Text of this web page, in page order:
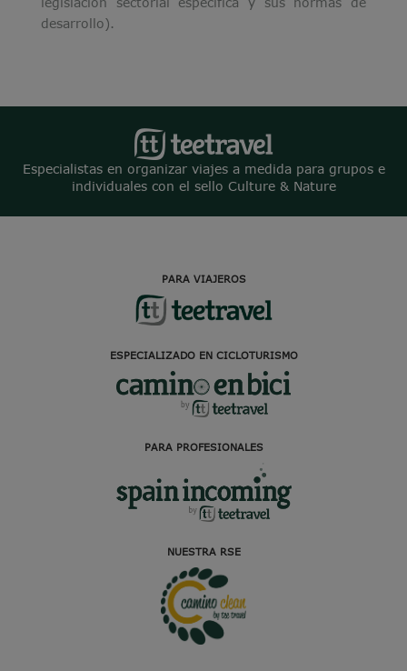
desarrollo).
Especialistas en organizar viajes a medida para grupos e
individuales con el sello Culture & Nature
PARA VIAJEROS
ESPECIALIZADO EN CICLOTURISMO
PARA PROFESIONALES
NUESTRA RSE